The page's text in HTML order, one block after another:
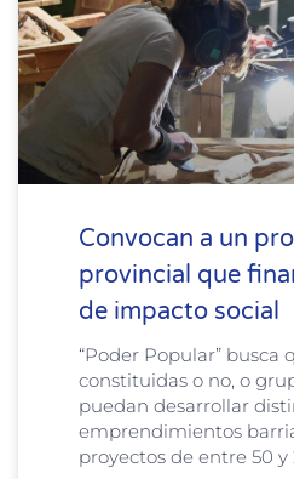
Convocan a un
provincial que
de impacto social
“Poder Popular” busca
constituidas o no, o
puedan desarrollar
emprendimientos
proyectos de entre 50 y